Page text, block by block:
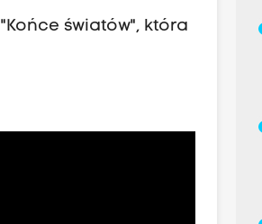
"Końce światów", która